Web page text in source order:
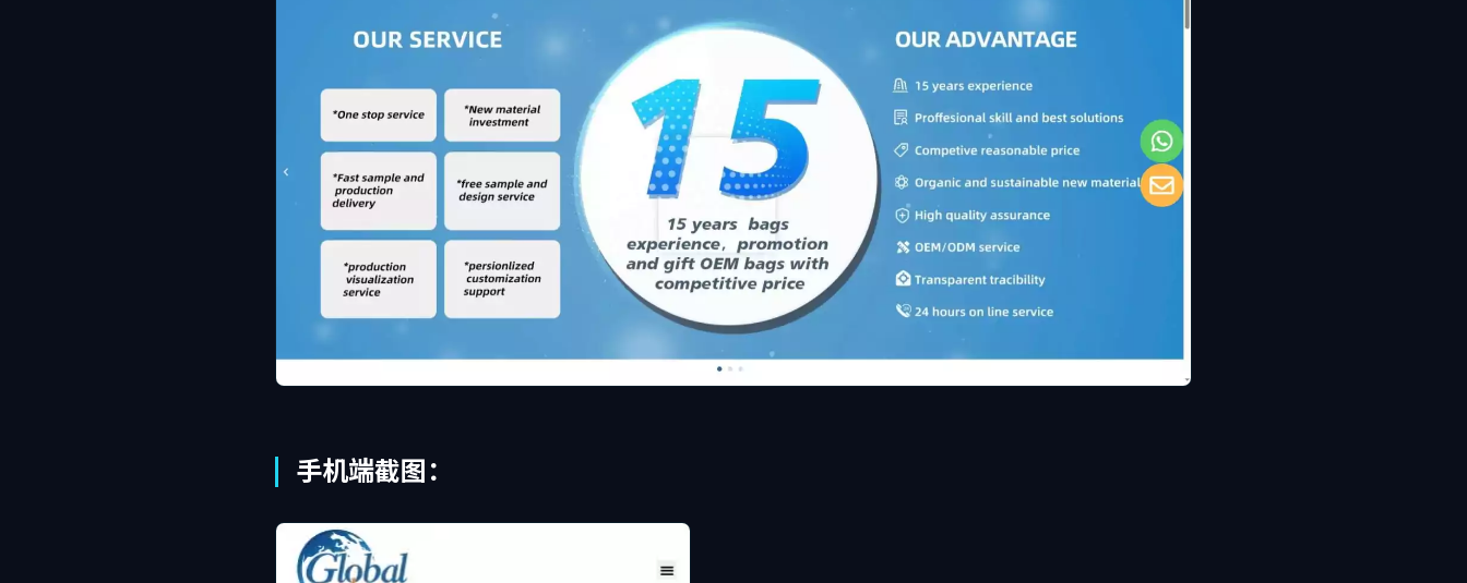
手机端截图：